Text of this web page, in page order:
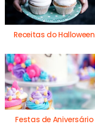
Receitas do Halloween
Festas de Aniversário